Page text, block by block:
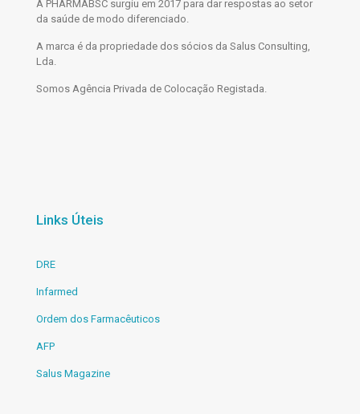
A PHARMABSC surgiu em 2017 para dar respostas ao setor
da saúde de modo diferenciado.
A marca é da propriedade dos sócios da Salus Consulting,
Lda.
Somos Agência Privada de Colocação Registada.
Links Úteis
DRE
Infarmed
Ordem dos Farmacêuticos
AFP
Salus Magazine